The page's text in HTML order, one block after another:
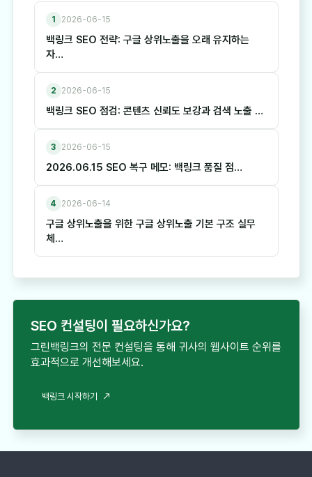
1 2026-06-15
백링크 SEO 전략: 구글 상위노출을 오래 유지하는
자…
2 2026-06-15
백링크 SEO 점검: 콘텐츠 신뢰도 보강과 검색 노출 …
3 2026-06-15
2026.06.15 SEO 복구 메모: 백링크 품질 점…
4 2026-06-14
구글 상위노출을 위한 구글 상위노출 기본 구조 실무
체…
SEO 컨설팅이 필요하신가요?
그린백링크의 전문 컨설팅을 통해 귀사의 웹사이트 순위를
효과적으로 개선해보세요.
백링크 시작하기